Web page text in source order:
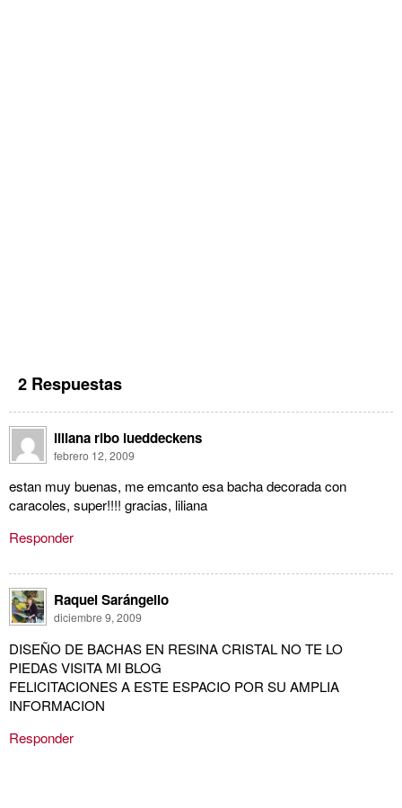
2 Respuestas
liliana ribo lueddeckens
febrero 12, 2009
estan muy buenas, me emcanto esa bacha decorada con
caracoles, super!!!! gracias, liliana
Responder
Raquel Sarángello
diciembre 9, 2009
DISEÑO DE BACHAS EN RESINA CRISTAL NO TE LO
PIEDAS VISITA MI BLOG
FELICITACIONES A ESTE ESPACIO POR SU AMPLIA
INFORMACION
Responder